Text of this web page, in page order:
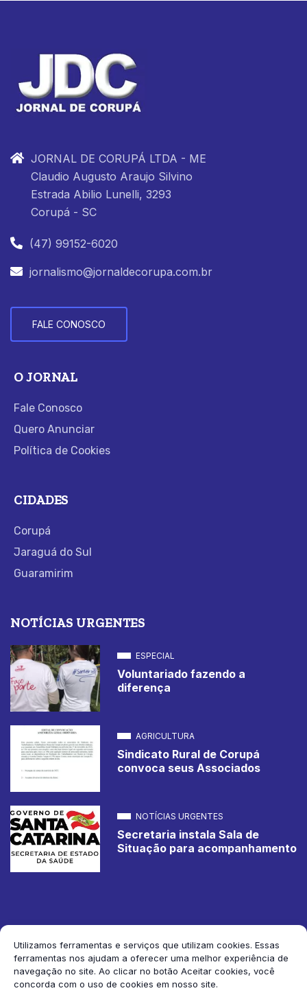
Utilizamos ferramentas e serviços que utilizam cookies. Essas
ferramentas nos ajudam a oferecer uma melhor experiência de
navegação no site. Ao clicar no botão Aceitar cookies, você
concorda com o uso de cookies em nosso site.
JORNAL DE CORUPÁ LTDA - ME
Claudio Augusto Araujo Silvino
Estrada Abilio Lunelli, 3293
Corupá - SC
(47) 99152-6020
jornalismo@jornaldecorupa.com.br
FALE CONOSCO
O JORNAL
Fale Conosco
Quero Anunciar
Política de Cookies
CIDADES
Corupá
Jaraguá do Sul
Guaramirim
NOTÍCIAS URGENTES
ESPECIAL
Voluntariado fazendo a
diferença
AGRICULTURA
Sindicato Rural de Corupá
convoca seus Associados
NOTÍCIAS URGENTES
Secretaria instala Sala de
Situação para acompanhamento
2026 Jornal de Corupá. Todos os direitos reservados.